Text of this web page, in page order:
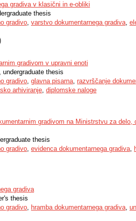
gradiva v klasični in e-obliki
thesis
gradivo, varstvo dokumentarnega gradiva,
gradivom v upravni enoti
undergraduate thesis
gradivo, glavna pisarna, razvrščanje
arhiviranje, diplomske naloge
gradivom na Ministrstvu za delo,
thesis
gradivo, evidenca dokumentarnega gradiva,
gradiva
thesis
gradivo, hramba dokumentarnega gradiva,